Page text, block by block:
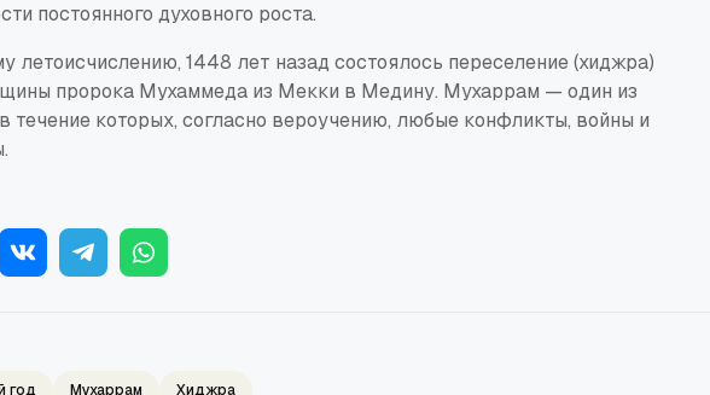
постоянного духовного роста.
летоисчислению, 1448 лет назад состоялось переселение (хиджра)
пророка Мухаммеда из Мекки в Медину. Мухаррам — один из
течение которых, согласно вероучению, любые конфликты, войны и
год Мухаррам Хиджра